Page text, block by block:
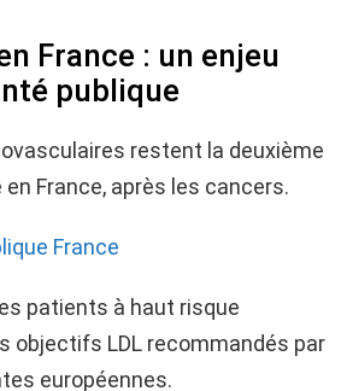
France : un enjeu
publique
restent la deuxième
France, après les cancers.
France
patients à haut risque
objectifs LDL recommandés par
européennes.